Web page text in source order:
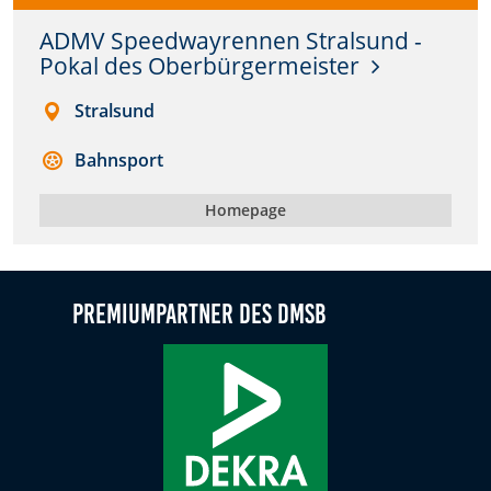
ADMV Speedwayrennen Stralsund -
Pokal des Oberbürgermeister
Stralsund
Bahnsport
Homepage
Premiumpartner des DMSB
Anbieter:
DMSB
Zweck:
verwendeten Hintergrundbildern der Website.
Cookie Consent